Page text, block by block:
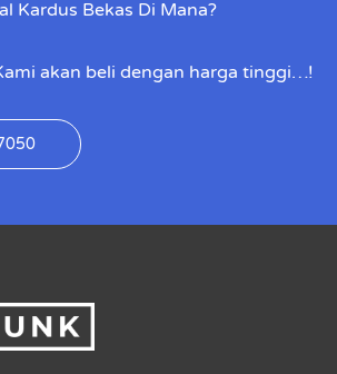
Kardus Bekas Di Mana?
akan beli dengan harga tinggi…!